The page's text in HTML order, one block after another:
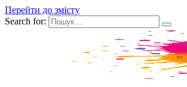
Перейти до змісту
Search for: